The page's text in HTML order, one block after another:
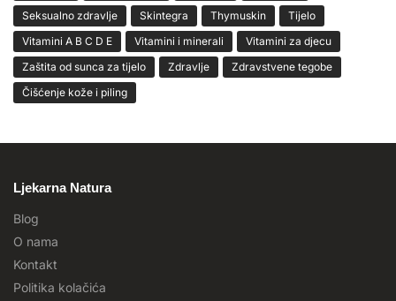
Seksualno zdravlje
Skintegra Thymuskin
Tijelo
Vitamini A B C D E
Vitamini i minerali
Vitamini za djecu
Zaštita od sunca za tijelo
Zdravlje
Zdravstvene tegobe
Čišćenje kože i piling
Ljekarna Natura
Blog
O nama
Kontakt
Politika kolačića